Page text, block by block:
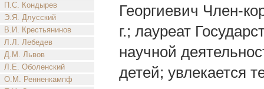
П.С. Кондырев
Э.Я. Длусский
В.И. Крестьянинов
Л.Л. Лебедев
Д.М. Львов
Л.Е. Оболенский
О.М. Ренненкампф
Георгиевич Член-
г.; лауреат
научной
детей; увлекается